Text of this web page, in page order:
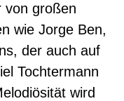
von großen
wie Jorge Ben,
der auch auf
Tochtermann
wird